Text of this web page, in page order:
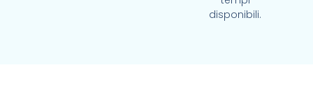
disponibili.